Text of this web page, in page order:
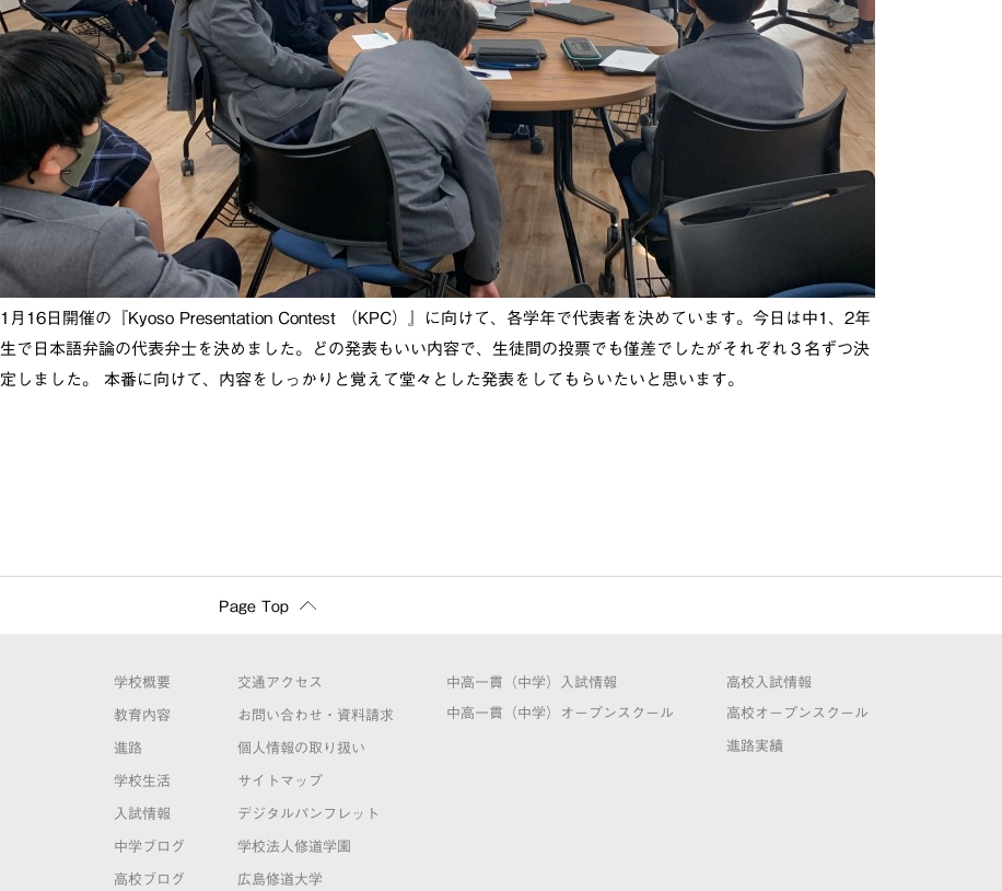
1月16日開催の『Kyoso Presentation Contest （KPC）』に向けて、各学年で代表者を決めています。今日は中1、2年
生で日本語弁論の代表弁士を決めました。どの発表もいい内容で、生徒間の投票でも僅差でしたがそれぞれ３名ずつ決
定しました。 本番に向けて、内容をしっかりと覚えて堂々とした発表をしてもらいたいと思います。
Page Top
学校概要
教育内容
進路
学校生活
入試情報
中学ブログ
高校ブログ
交通アクセス
お問い合わせ・資料請求
個人情報の取り扱い
サイトマップ
デジタルパンフレット
学校法人修道学園
広島修道大学
中高一貫（中学）入試情報
中高一貫（中学）オープンスクール
高校入試情報
高校オープンスクール
進路実績